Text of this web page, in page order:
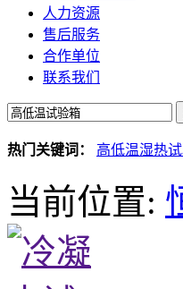
人力资源
售后服务
合作单位
联系我们
热门关键词： 高低温湿热
当前位置: